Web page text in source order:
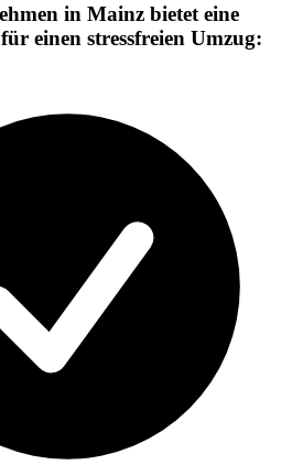
in Mainz bietet eine
einen stressfreien Umzug: